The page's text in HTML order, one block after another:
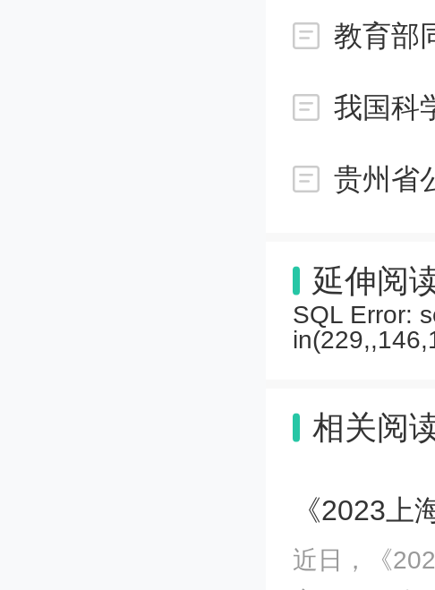
集，推动
业升级，
升，培育
开展宣传
集中统一
快绿色低
府切实履
教育部
我国科
贵州省
延伸阅
SQL Error:
相关阅
《2023上
近日，《